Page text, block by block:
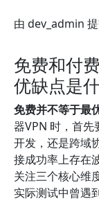
由 dev_admin
免费和付
优缺点是
免费并不等于最
器VPN 时，首
开发，还是跨域
接成功率上存在
关注三个核心维
实际测试中曾遇